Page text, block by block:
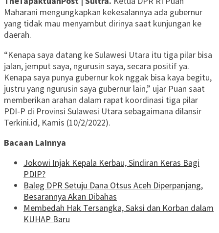
Maharani mengungkapkan kekesalannya ada gubernur
yang tidak mau menyambut dirinya saat kunjungan ke
daerah.
“Kenapa saya datang ke Sulawesi Utara itu tiga pilar bisa
jalan, jemput saya, ngurusin saya, secara positif ya.
Kenapa saya punya gubernur kok nggak bisa kaya begitu,
justru yang ngurusin saya gubernur lain,” ujar Puan saat
memberikan arahan dalam rapat koordinasi tiga pilar
PDI-P di Provinsi Sulawesi Utara sebagaimana dilansir
Terkini.id, Kamis (10/2/2022).
Bacaan Lainnya
Jokowi Injak Kepala Kerbau, Sindiran Keras Bagi
PDIP?
Baleg DPR Setuju Dana Otsus Aceh Diperpanjang,
Besarannya Akan Dibahas
Membedah Hak Tersangka, Saksi dan Korban dalam
KUHAP Baru